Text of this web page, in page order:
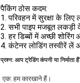
पैकिंग ठोस कदम:
1. परिवहन में सुरक्षा के
2. सभी पाइप मजबूत लकड़ी
3. हर डिब्बों में अच्छी शोरिंग
4. कंटेनर लोडिंग तस्वीरें
प्रश्न: आप ट्रेडिंग कंपनी या निर्माता
एक: हम कारखाने हैं।